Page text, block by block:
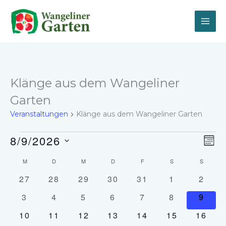
Inhalt
springen
Klänge aus dem Wangeliner
Garten
Veranstaltungen Klänge aus dem Wangeliner Garten
Veranstaltungen
8/9/2026
wählen.
Kalender
Veranstaltungen
MMONTAG D DIENSTAGM MITTWOCH
DDONNERSTAG
FFREITAG S SAMSTAGS
0
27
0
28
0
29
0
30
0
Veranstaltungen
31
0
1
0
2
0
3
0
4
0
5
0
6
0
Veranstaltungen
7
0
8
0
9
0
10
0
11
0
12
0
13
0
14
0
15
0
16